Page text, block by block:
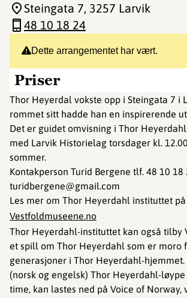
Dette arrangementet har vært.
Priser
Thor Heyerdal vokste opp i Steingata 7 i
rommet sitt hadde han en inspirerende
Det er guidet omvisning i Thor
med Larvik Historielag torsdager kl.
sommer.
Kontakperson Turid Bergene tlf. 48 10
turidbergene@gmail.com
Les mer om Thor Heyerdahl instituttet på
Vestfoldmuseene.no
Thor Heyerdahl-instituttet kan også tilby
et spill om Thor Heyerdahl som er moro
generasjoner i Thor Heyerdahl-hjemmet.
(norsk og engelsk) Thor Heyerdahl-løype
time, kan lastes ned på Voice of Norway,
Steingata 7, 3257 Larvik
48 10 18 24